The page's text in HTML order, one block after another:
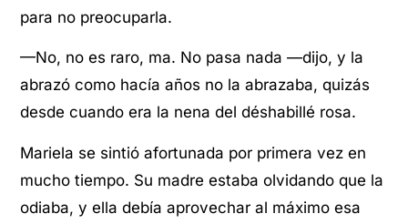
para no preocuparla.
—No, no es raro, ma. No pasa nada —dijo, y la
abrazó como hacía años no la abrazaba, quizás
desde cuando era la nena del déshabillé rosa.
Mariela se sintió afortunada por primera vez en
mucho tiempo. Su madre estaba olvidando que la
odiaba, y ella debía aprovechar al máximo esa